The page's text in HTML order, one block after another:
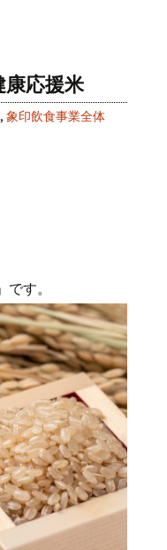
康応援米
, 象印飲食事業全体
す。